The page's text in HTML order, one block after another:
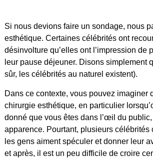
Si nous devions faire un sondage, nous
esthétique. Certaines célébrités ont
désinvolture qu’elles ont l’impression
leur pause déjeuner. Disons simplement
sûr, les célébrités au naturel existent).
Dans ce contexte, vous pouvez imaginer
chirurgie esthétique, en particulier
donné que vous êtes dans l’œil du
apparence. Pourtant, plusieurs
les gens aiment spéculer et donner leur
et après, il est un peu difficile de croire